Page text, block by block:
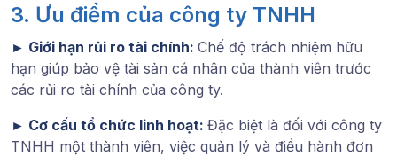
3. Ưu điểm của công ty TNHH
► Giới hạn rủi ro tài chính: Chế độ trách nhiệm hữu
hạn giúp bảo vệ tài sản cá nhân của thành viên trước
các rủi ro tài chính của công ty.
► Cơ cấu tổ chức linh hoạt: Đặc biệt là đối với công ty
TNHH một thành viên, việc quản lý và điều hành đơn